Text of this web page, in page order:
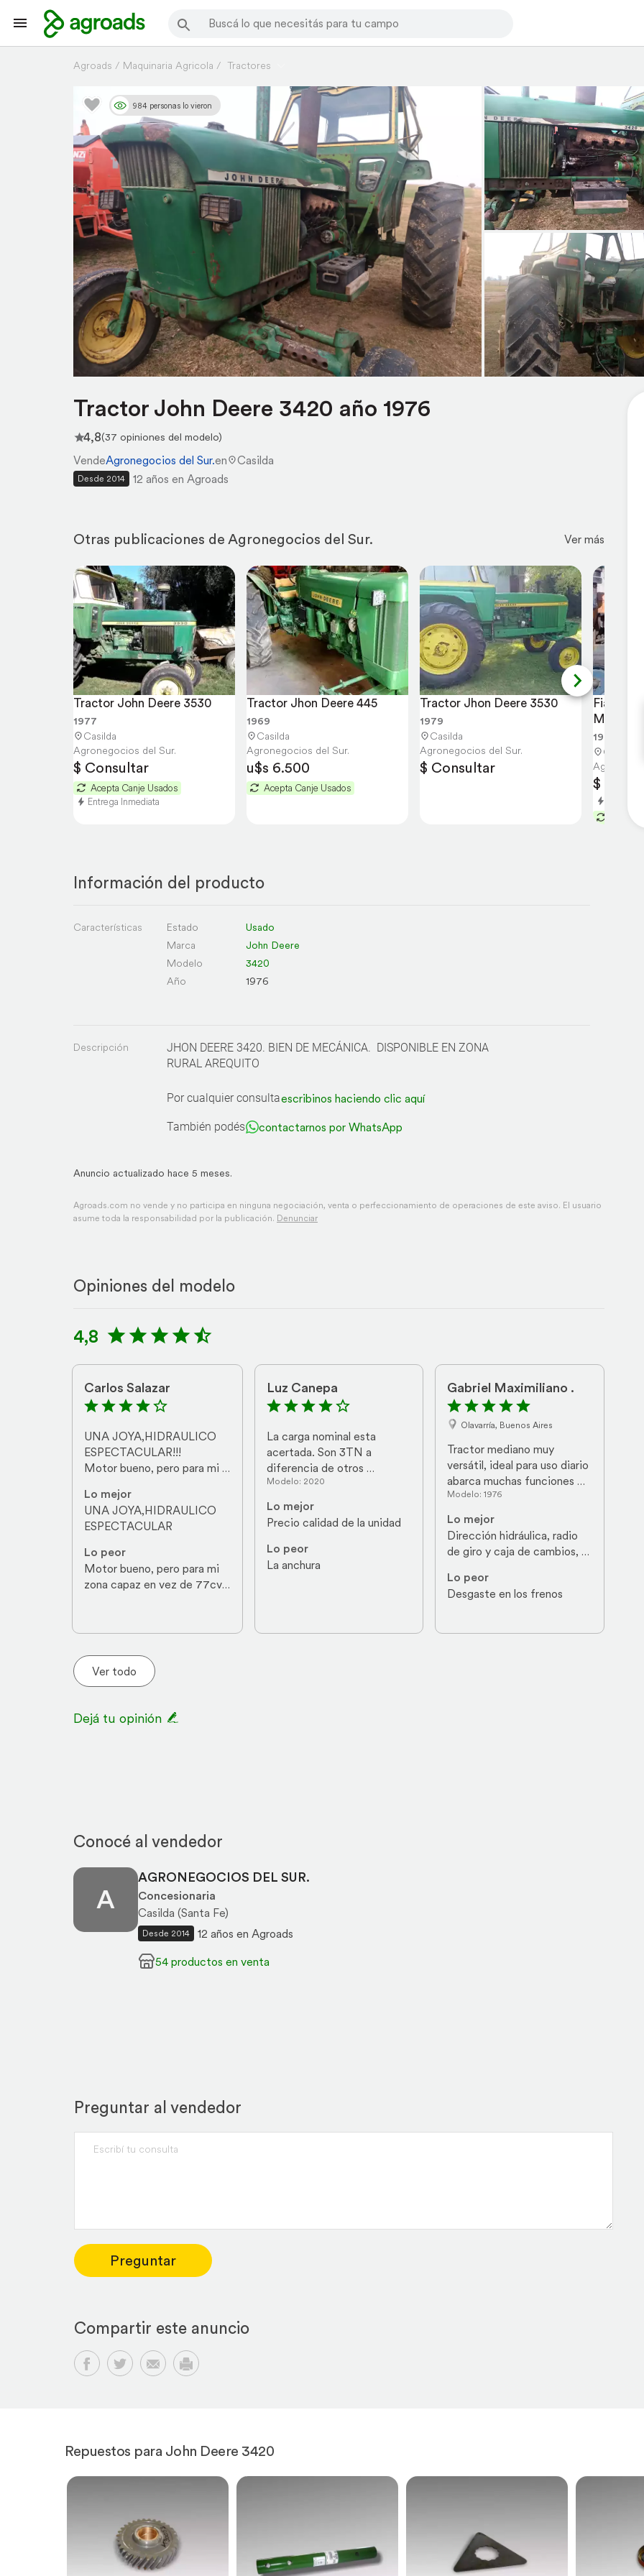
Agroads Maquinaria Agricola Tractores
984 personas lo vieron
Tractor John Deere 3420 año 1976
4,8(37 opiniones del modelo)
VendeAgronegocios del Sur.en Casilda
Desde 2014 12 años en Agroads
Otras publicaciones de Agronegocios del Sur. Ver más
Tractor John Deere 3530
1977
Casilda
Agronegocios del Sur.
$ Consultar
Acepta Canje Usados
Entrega Inmediata
Tractor Jhon Deere 445
1969
Casilda
Agronegocios del Sur.
u$s 6.500
Acepta Canje Usados
Tractor Jhon Deere 3530
1979
Casilda
Agronegocios del Sur.
$ Consultar
Fiat 700
Mano
1974
Casilda
$
Acepta
Información del producto
Características Estado
Usado
Marca
John Deere
Modelo
3420
Año
1976
Descripción
JHON DEERE 3420. BIEN DE MECÁNICA. DISPONIBLE EN ZONA
RURAL AREQUITO
Por cualquier consultaescribinos haciendo clic aquí
También podés contactarnos por WhatsApp
Anuncio actualizado hace 5 meses.
Agroads.com no vende y no participa en ninguna negociación, venta o perfeccionamiento de operaciones de este aviso. El usuario
asume toda la responsabilidad por la publicación. Denunciar
Opiniones del modelo
4,8
Carlos Salazar
UNA JOYA,HIDRAULICO
ESPECTACULAR!!!
Motor bueno, pero para mi
hubiese sido mejor con 85.
Consumo medio de gasoil y
la bomba rotativa jodía el
cabezal (pero a los 12 años
de uso recién)...
Lo mejor
UNA JOYA,HIDRAULICO
ESPECTACULAR
Lo peor
Motor bueno, pero para mi
zona capaz en vez de 77cv,
Luz Canepa
La carga nominal esta
acertada. Son 3TN a
diferencia de otros
modelos,los neumaticos
tambien la informacion es
correcta. Me ha
sorprendido la buena
calidad  a pesar de ser
standards.
Modelo: 2020
Lo mejor
Precio calidad de la unidad
Lo peor
La anchura
Gabriel Maximiliano .
Olavarría, Buenos Aires
Tractor mediano muy
versátil, ideal para uso diario
abarca muchas funciones
por su practicidad para el
manejo, ideal para uso con
pala frontal y para
enganchar en
rotoenfardadora
Modelo: 1976
Lo mejor
Dirección hidráulica, radio
de giro y caja de cambios,
tdf independiente
Lo peor
Desgaste en los frenos
Ver todo
Dejá tu opinión
Conocé al vendedor
A
AGRONEGOCIOS DEL SUR.
Concesionaria
Casilda (Santa Fe)
Desde 2014
12 años en Agroads
54 productos en venta
Preguntar al vendedor
Preguntar
Compartir este anuncio
Compartir en Facebook
Compartir en Twitter
Compartir por email
Imprimir
Repuestos para John Deere 3420